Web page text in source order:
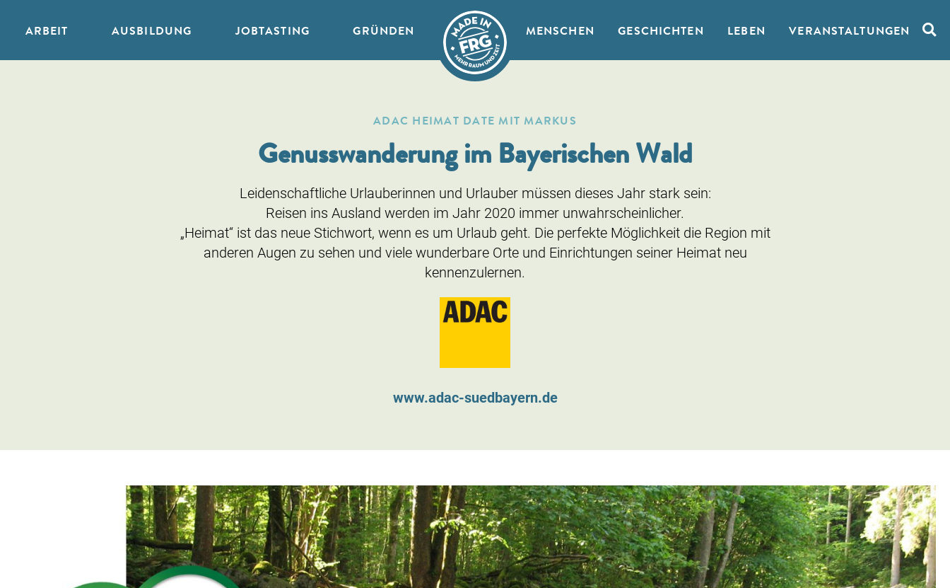
ARBEIT AUSBILDUNG JOBTASTING GRÜNDEN MENSCHEN GESCHICHTEN LEBEN VERANSTALTUNGEN
ADAC HEIMAT DATE MIT MARKUS
Genusswanderung im Bayerischen Wald
Leidenschaftliche Urlauberinnen und Urlauber müssen dieses Jahr stark sein:
Reisen ins Ausland werden im Jahr 2020 immer unwahrscheinlicher.
„Heimat“ ist das neue Stichwort, wenn es um Urlaub geht. Die perfekte Möglichkeit die Region mit
anderen Augen zu sehen und viele wunderbare Orte und Einrichtungen seiner Heimat neu
kennenzulernen.
www.adac-suedbayern.de